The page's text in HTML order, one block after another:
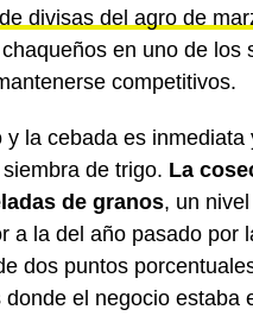
divisas del agro de
en uno de
competitivos.
y la cebada es
de trigo. La
de granos, un
a la del año pasado por
dos puntos
el negocio estaba